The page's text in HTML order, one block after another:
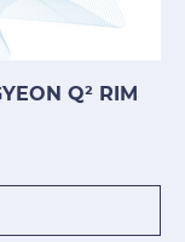
Q² RIM